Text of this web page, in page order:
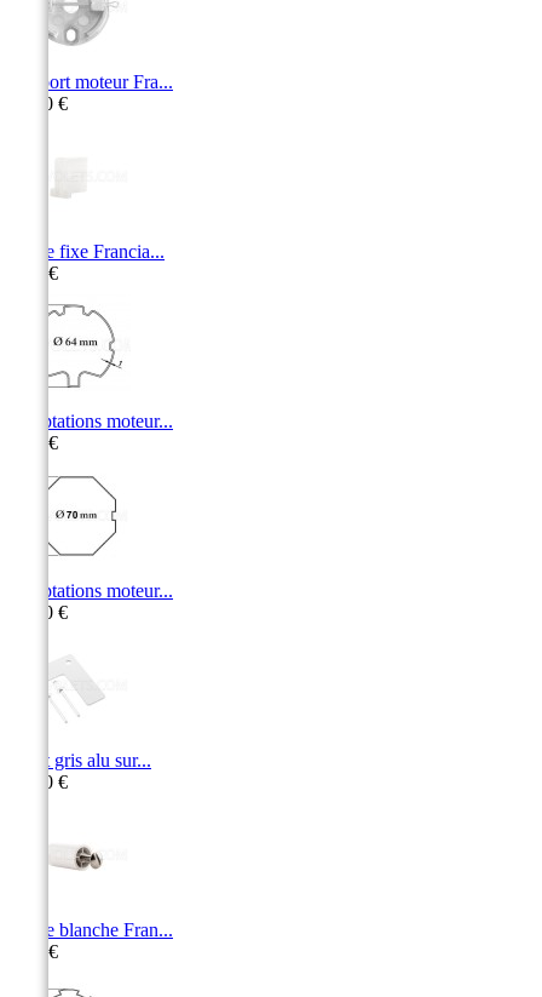
Support moteur Fra...
11,30 €
Butée fixe Francia...
1,60 €
Adaptations moteur...
9,10 €
Adaptations moteur...
15,40 €
Arrêt gris alu sur...
16,50 €
Butée blanche Fran...
2,90 €